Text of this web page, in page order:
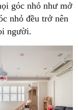
góc nhỏ như mở
nhỏ đều trở nên
người.